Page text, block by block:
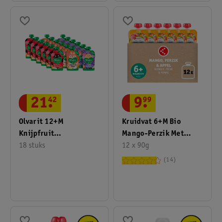
Olvarit 12+M
Knijpfruit
Variatiemenu
18 stuks
21.
42
Kruidvat 6+M Bio
Mango-Perzik Met
Appel Knijpzakje
12 x 90g
9.
99
14